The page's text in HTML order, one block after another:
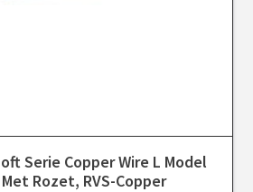
Serie Copper Wire L Model
Rozet, RVS-Copper